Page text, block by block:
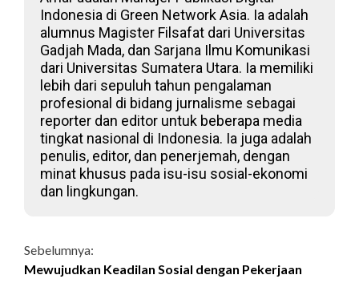
Indonesia di Green Network Asia. Ia adalah
alumnus Magister Filsafat dari Universitas
Gadjah Mada, dan Sarjana Ilmu Komunikasi
dari Universitas Sumatera Utara. Ia memiliki
lebih dari sepuluh tahun pengalaman
profesional di bidang jurnalisme sebagai
reporter dan editor untuk beberapa media
tingkat nasional di Indonesia. Ia juga adalah
penulis, editor, dan penerjemah, dengan
minat khusus pada isu-isu sosial-ekonomi
dan lingkungan.
Continue
Sebelumnya:
Mewujudkan Keadilan Sosial dengan Pekerjaan